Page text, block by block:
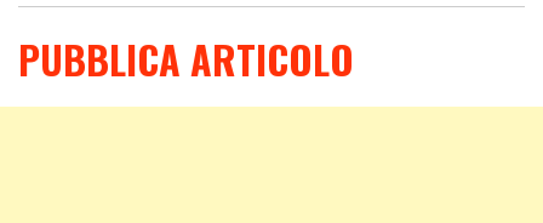
PUBBLICA ARTICOLO